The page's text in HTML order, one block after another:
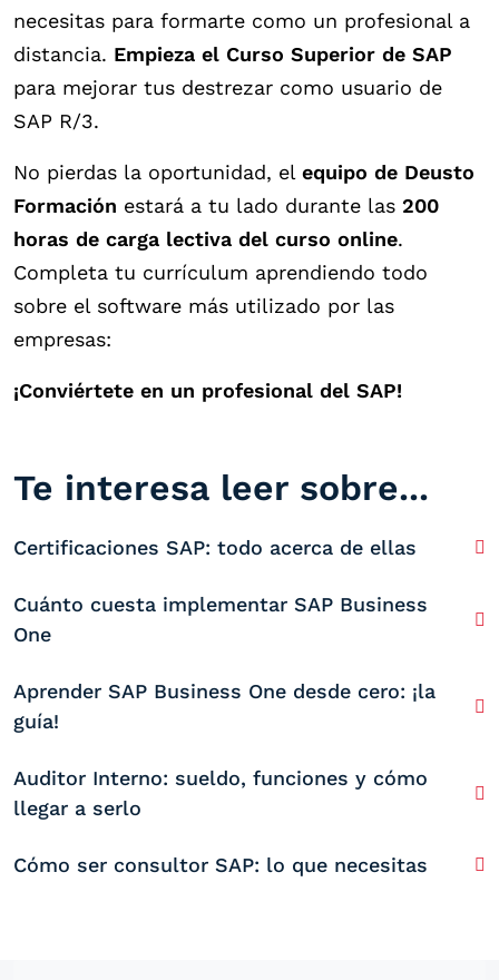
necesitas para formarte como un profesional a
distancia. Empieza el Curso Superior de SAP
para mejorar tus destrezar como usuario de
SAP R/3.
No pierdas la oportunidad, el equipo de Deusto
Formación estará a tu lado durante las 200
horas de carga lectiva del curso online.
Completa tu currículum aprendiendo todo
sobre el software más utilizado por las
empresas:
¡Conviértete en un profesional del SAP!
Te interesa leer sobre...
Certificaciones SAP: todo acerca de ellas
Cuánto cuesta implementar SAP Business
One
Aprender SAP Business One desde cero: ¡la
guía!
Auditor Interno: sueldo, funciones y cómo
llegar a serlo
Cómo ser consultor SAP: lo que necesitas